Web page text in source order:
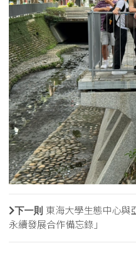
下一則 東海大學生態中心與
永續發展合作備忘錄」